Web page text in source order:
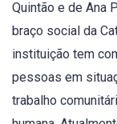
Quintão e de Ana
braço social da
instituição tem
pessoas em
trabalho